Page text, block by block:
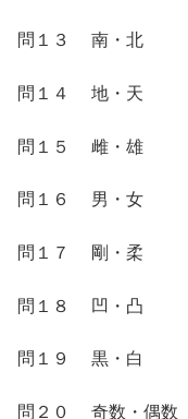
問１３ 南・北
問１４ 地・天
問１５ 雌・雄
問１６ 男・女
問１７ 剛・柔
問１８ 凹・凸
問１９ 黒・白
問２０ 奇数・偶数